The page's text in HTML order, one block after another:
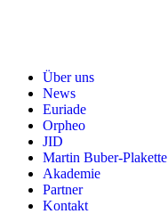
Über uns
News
Euriade
Orpheo
JID
Martin Buber-Plakette
Akademie
Partner
Kontakt